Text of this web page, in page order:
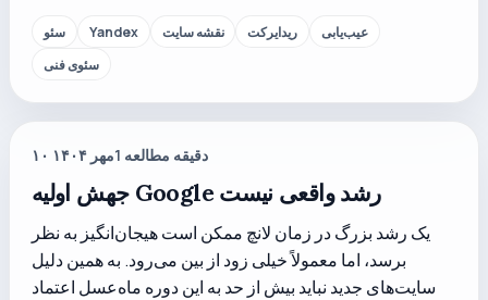
سئو Yandex نقشه سایت ریدایرکت
عیب‌یابی
سئوی فنی
۱۰ مهر ۱۴۰۴1 دقیقه مطالعه
جهش اولیه Google رشد واقعی نیست
یک رشد بزرگ در زمان لانچ ممکن است هیجان‌انگیز به نظر
برسد، اما معمولاً خیلی زود از بین می‌رود. به همین دلیل
سایت‌های جدید نباید بیش از حد به این دوره ماه‌عسل اعتماد